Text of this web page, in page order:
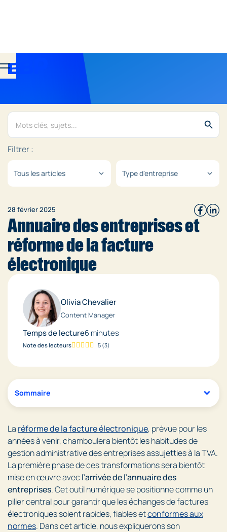
Filtrer :
Tous les articles expand_more Type d'entreprise expand_more
search
28 février 2025
Annuaire des entreprises et
réforme de la facture
électronique
Olivia Chevalier
Content Manager
Temps de lecture6 minutes
Note des lecteurs 5 (3)
Sommaire
La réforme de la facture électronique, prévue pour les
années à venir, chamboulera bientôt les habitudes de
gestion administrative des entreprises assujetties à la TVA.
La première phase de ces transformations sera bientôt
mise en œuvre avec l’arrivée de l’annuaire des
entreprises. Cet outil numérique se positionne comme un
pilier central pour garantir que les échanges de factures
électroniques soient rapides, fiables etconformes aux
normes. Dans cet article, nous expliquerons son